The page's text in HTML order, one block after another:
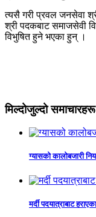
त्यसै गरी प्रवल जनसेवा
श्री पदकबाट समाजसेवी
विभुषित हुने भएका हुन् ।
मिल्दोजुल्दो समाचारहरू
ग्यासको कालोबजारी
मर्दी पदयात्राबाट